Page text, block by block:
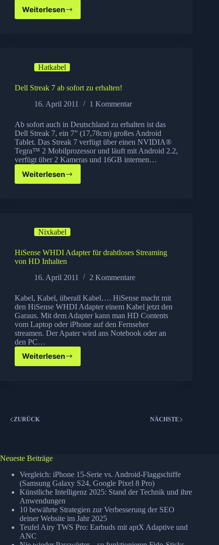
Weiterlesen
3D
Hatkabel
Dell Streak 7 ab sofort zu erhalten!
16. April 2011
1 Kommentar
Ab sofort auch in Deutschland zu erhalten ist das
Dell Streak 7, ein 7” (17,78cm) großes Android
Tablet. Das Streak 7 verfügt über einen NVIDIA®
Tegra™ 2 Mobilprozessor und läuft mit Android 2.2,
verfügt über 2 Kameras und 16GB internen…
Weiterlesen
Dell
erhalten!
Nixkabel
HiSense WHDI Adapter für drahtloses Streaming
von HD Inhalten
16. April 2011
2 Kommentare
Kabel, Kabel, überall Kabel…. HiSense macht mit
den HiSense WHDI Adapter einem Kabel jetzt den
Garaus. Mit dem Adapter kann man HD Contents
vom Laptop oder iPhone auf den Fernseher
streamen. Der Apater wird ans Notebook oder an
den PC…
Weiterlesen
HiSense
ZURÜCK NÄCHSTE
Neueste Beiträge
Vergleich: iPhone 15-Serie vs. Android-Flaggschiffe
(Samsung Galaxy S24, Google Pixel 8 Pro)
Künstliche Intelligenz 2025: Stand der Technik und ihre
Anwendungen
10 bewährte Strategien zur Verbesserung der SEO
deiner Website im Jahr 2025
Teufel Airy TWS Pro: Earbuds mit aptX Adaptive und
ANC